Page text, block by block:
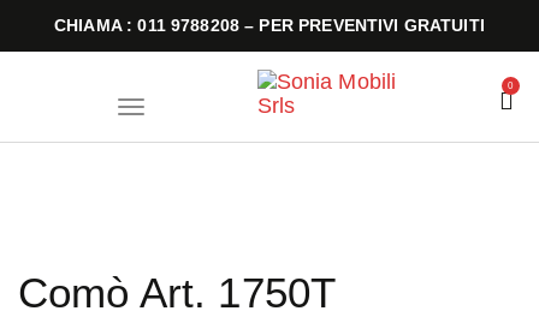
CHIAMA : 011 9788208 – PER PREVENTIVI GRATUITI
T
g
a
0
Comò Art. 1750T